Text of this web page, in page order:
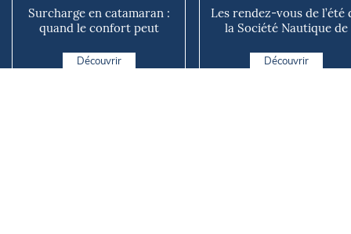
Surcharge en catamaran :
quand le confort peut
Découvrir
Les rendez-vous de l’été
la Société Nautique de
Découvrir